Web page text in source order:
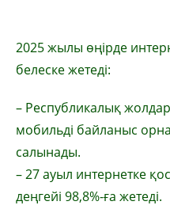
2025 жылы өңірде
белеске жетеді:
– Республикалық
мобильді байланыс
салынады.
– 27 ауыл интернетке
деңгейі 98,8%-ға жетеді.